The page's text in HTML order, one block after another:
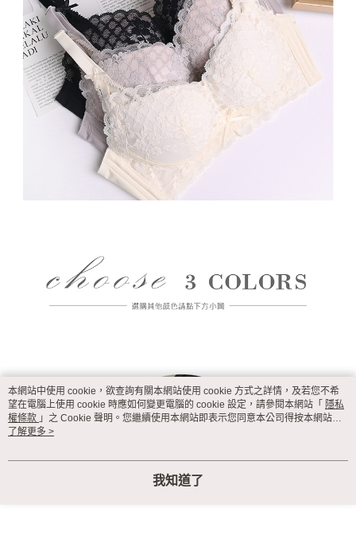
本網站中使用 cookie，欲查詢有關本網站使用 cookie 方式之詳情，及若您不希
望在電腦上使用 cookie 時應如何變更電腦的 cookie 設定，請參閱本網站「 隱私
權條款 」之 Cookie 聲明。您繼續使用本網站即表示您同意本公司得按本網站使
用條款之 Cookie 聲明使用 cookie。
了解更多 >
我知道了